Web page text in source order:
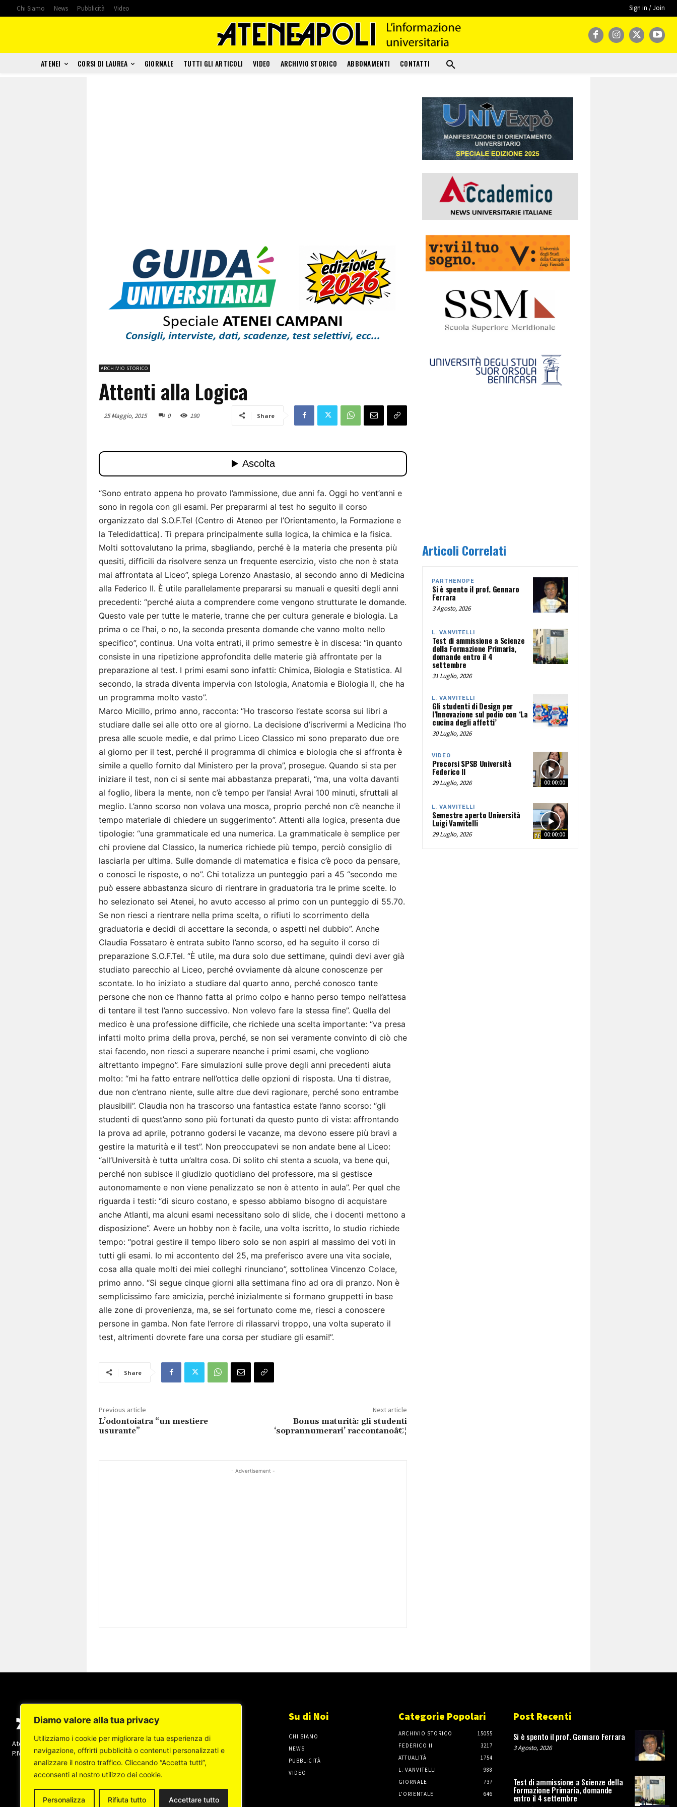
Diamo valore alla tua privacy
Utilizziamo i cookie per migliorare la tua esperienza di
navigazione, offrirti pubblicità o contenuti personalizzati e
analizzare il nostro traffico. Cliccando “Accetta tutti”,
acconsenti al nostro utilizzo dei cookie.
Personalizza Rifiuta tutto Accettare tutto
Chi Siamo News Pubblicità Video Sign in / Join
ATENEI CORSI DI LAUREA GIORNALE TUTTI GLI ARTICOLI VIDEO ARCHIVIO STORICO ABBONAMENTI CONTATTI
ARCHIVIO STORICO
Attenti alla Logica
25 Maggio, 2015 0 190 Share
“Sono entrato appena ho provato l’ammissione, due anni fa. Oggi ho vent’anni e
sono in regola con gli esami. Per prepararmi al test ho seguito il corso
organizzato dal S.O.F.Tel (Centro di Ateneo per l’Orientamento, la Formazione e
la Teledidattica). Ti prepara principalmente sulla logica, la chimica e la fisica.
Molti sottovalutano la prima, sbagliando, perché è la materia che presenta più
quesiti, difficili da risolvere senza un frequente esercizio, visto che non è stata
mai affrontata al Liceo”, spiega Lorenzo Anastasio, al secondo anno di Medicina
alla Federico II. È utile parallelamente prepararsi su manuali e quesiti degli anni
precedenti: “perché aiuta a comprendere come vengono strutturate le domande.
Questo vale per tutte le materie, tranne che per cultura generale e biologia. La
prima o ce l’hai, o no, la seconda presenta domande che vanno molto nello
specifico”, continua. Una volta entrati, il primo semestre è in discesa: “in quanto
consiste in una ripetizione approfondita delle materie già affrontate per la
preparazione al test. I primi esami sono infatti: Chimica, Biologia e Statistica. Al
secondo, la strada diventa impervia con Istologia, Anatomia e Biologia II, che ha
un programma molto vasto”.
Marco Micillo, primo anno, racconta: “Ho trascorso l’estate scorsa sui libri a
studiare dalle sei alle otto ore al giorno. La decisione d’iscrivermi a Medicina l’ho
presa alle scuole medie, e dal primo Liceo Classico mi sono preparato due ore
al giorno per il test, perché il programma di chimica e biologia che si affronta è
simile a quello fornito dal Ministero per la prova”, prosegue. Quando si sta per
iniziare il test, non ci si sente mai abbastanza preparati, “ma, una volta davanti
al foglio, libera la mente, non c’è tempo per l’ansia! Avrai 100 minuti, sfruttali al
meglio. L’anno scorso non volava una mosca, proprio perché non c’è neanche il
tempo materiale di chiedere un suggerimento”. Attenti alla logica, presenta due
tipologie: “una grammaticale ed una numerica. La grammaticale è semplice per
chi proviene dal Classico, la numerica richiede più tempo, perciò consiglio di
lasciarla per ultima. Sulle domande di matematica e fisica c’è poco da pensare,
o conosci le risposte, o no”. Chi totalizza un punteggio pari a 45 “secondo me
può essere abbastanza sicuro di rientrare in graduatoria tra le prime scelte. Io
ho selezionato sei Atenei, ho avuto accesso al primo con un punteggio di 55.70.
Se non riesci a rientrare nella prima scelta, o rifiuti lo scorrimento della
graduatoria e decidi di accettare la seconda, o aspetti nel dubbio”. Anche
Claudia Fossataro è entrata subito l’anno scorso, ed ha seguito il corso di
preparazione S.O.F.Tel. “È utile, ma dura solo due settimane, quindi devi aver già
studiato parecchio al Liceo, perché ovviamente dà alcune conoscenze per
scontate. Io ho iniziato a studiare dal quarto anno, perché conosco tante
persone che non ce l’hanno fatta al primo colpo e hanno perso tempo nell’attesa
di tentare il test l’anno successivo. Non volevo fare la stessa fine”. Quella del
medico è una professione difficile, che richiede una scelta importante: “va presa
infatti molto prima della prova, perché, se non sei veramente convinto di ciò che
stai facendo, non riesci a superare neanche i primi esami, che vogliono
altrettanto impegno”. Fare simulazioni sulle prove degli anni precedenti aiuta
molto: “mi ha fatto entrare nell’ottica delle opzioni di risposta. Una ti distrae,
due non c’entrano niente, sulle altre due devi ragionare, perché sono entrambe
plausibili”. Claudia non ha trascorso una fantastica estate l’anno scorso: “gli
studenti di quest’anno sono più fortunati da questo punto di vista: affrontando
la prova ad aprile, potranno godersi le vacanze, ma devono essere più bravi a
gestire la maturità e il test”. Non preoccupatevi se non andate bene al Liceo:
“all’Università è tutta un’altra cosa. Di solito chi stenta a scuola, va bene qui,
perché non subisce il giudizio quotidiano del professore, ma si gestisce
autonomamente e non viene penalizzato se non è attento in aula”. Per quel che
riguarda i testi: “di sicuro costano, e spesso abbiamo bisogno di acquistare
anche Atlanti, ma alcuni esami necessitano solo di slide, che i docenti mettono a
disposizione”. Avere un hobby non è facile, una volta iscritto, lo studio richiede
tempo: “potrai gestire il tempo libero solo se non aspiri al massimo dei voti in
tutti gli esami. Io mi accontento del 25, ma preferisco avere una vita sociale,
cosa alla quale molti dei miei colleghi rinunciano”, sottolinea Vincenzo Colace,
primo anno. “Si segue cinque giorni alla settimana fino ad ora di pranzo. Non è
semplicissimo fare amicizia, perché inizialmente si formano gruppetti in base
alle zone di provenienza, ma, se sei fortunato come me, riesci a conoscere
persone in gamba. Non fate l’errore di rilassarvi troppo, una volta superato il
test, altrimenti dovrete fare una corsa per studiare gli esami!”.
Share
Previous article
L’odontoiatra “un mestiere
usurante”
Next article
Bonus maturità: gli studenti
‘soprannumerari’ raccontanoâ€¦
- Advertisement -
Articoli Correlati
PARTHENOPE
Si è spento il prof. Gennaro
Ferrara
3 Agosto, 2026
L. VANVITELLI
Test di ammissione a Scienze
della Formazione Primaria,
domande entro il 4
settembre
31 Luglio, 2026
L. VANVITELLI
Gli studenti di Design per
l’Innovazione sul podio con ‘La
cucina degli affetti’
30 Luglio, 2026
00:00:00
VIDEO
Precorsi SPSB Università
Federico II
29 Luglio, 2026
00:00:00
L. VANVITELLI
Semestre aperto Università
Luigi Vanvitelli
29 Luglio, 2026
Ateneapoli s.r.l. (socio unico) - Copyright © 2022 -
P.IVA: 07237140632 Tutti i diritti sono riservati
Su di Noi
CHI SIAMO
NEWS
PUBBLICITÀ
VIDEO
Categorie Popolari
ARCHIVIO STORICO
15055
FEDERICO II
3217
ATTUALITÀ
1754
L. VANVITELLI
988
GIORNALE
737
L'ORIENTALE
646
Post Recenti
Si è spento il prof. Gennaro Ferrara
3 Agosto, 2026
Test di ammissione a Scienze della
Formazione Primaria, domande
entro il 4 settembre